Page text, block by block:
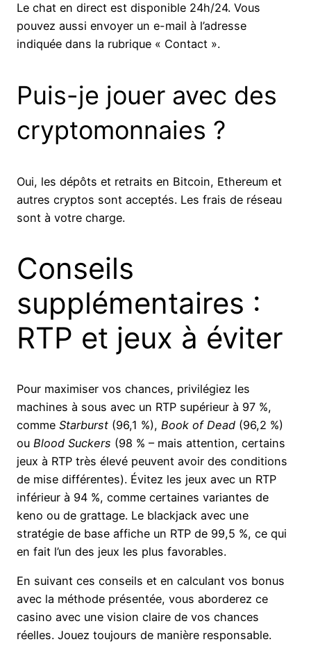
Le chat en direct est disponible 24h/24. Vous
pouvez aussi envoyer un e-mail à l’adresse
indiquée dans la rubrique « Contact ».
Puis-je jouer avec des
cryptomonnaies ?
Oui, les dépôts et retraits en Bitcoin, Ethereum et
autres cryptos sont acceptés. Les frais de réseau
sont à votre charge.
Conseils
supplémentaires :
RTP et jeux à éviter
Pour maximiser vos chances, privilégiez les
machines à sous avec un RTP supérieur à 97 %,
comme Starburst (96,1 %), Book of Dead (96,2 %)
ou Blood Suckers (98 % – mais attention, certains
jeux à RTP très élevé peuvent avoir des conditions
de mise différentes). Évitez les jeux avec un RTP
inférieur à 94 %, comme certaines variantes de
keno ou de grattage. Le blackjack avec une
stratégie de base affiche un RTP de 99,5 %, ce qui
en fait l’un des jeux les plus favorables.
En suivant ces conseils et en calculant vos bonus
avec la méthode présentée, vous aborderez ce
casino avec une vision claire de vos chances
réelles. Jouez toujours de manière responsable.